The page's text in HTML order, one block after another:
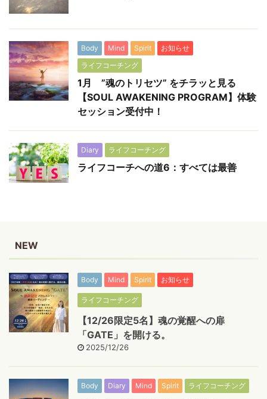
Body Mind Spirit
お知らせ
ライフコーチング
1月 ”魂のトリセツ” をチラッと見る
【SOUL AWAKENING PROGRAM】体験
セッション受付中！
Diary ライフコーチング
ライフコーチへの道6：すべては最善
NEW
Body Mind Spirit お知らせ
ライフコーチング
【12/26限定5名】魂の覚醒への扉
「GATE」を開ける。
2025/12/26
Body Diary Mind Spirit ライフコーチング